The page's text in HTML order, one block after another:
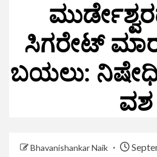
ಸಿಗರೇಟ್
ಬಯಲು:
ವಶ
Bhavanishankar Naik